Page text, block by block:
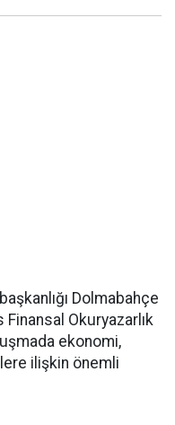
Dolmabahçe
Finansal Okuryazarlık
ekonomi,
ilişkin önemli